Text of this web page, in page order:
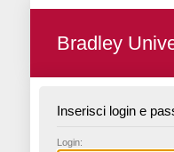
Bradley
Inserisci login e
L ogin: